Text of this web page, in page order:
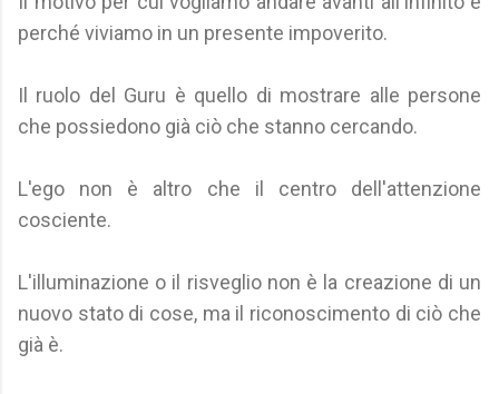
perché viviamo in un presente impoverito.
Il ruolo del Guru è quello di mostrare alle persone
che possiedono già ciò che stanno cercando.
L'ego non è altro che il centro dell'attenzione
cosciente.
L'illuminazione o il risveglio non è la creazione di un
nuovo stato di cose, ma il riconoscimento di ciò che
già è.